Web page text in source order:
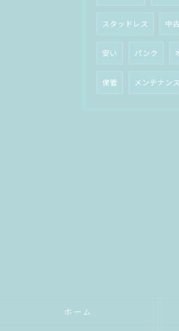
スタッドレス 中古
安い パンク
保管 メンテナンス
ホーム